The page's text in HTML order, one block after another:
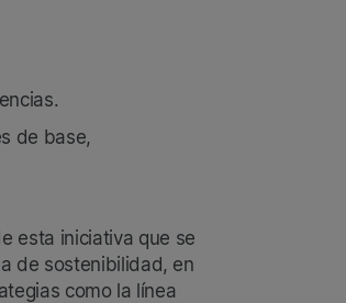
de base,
esta iniciativa que se
de sostenibilidad, en
como la línea